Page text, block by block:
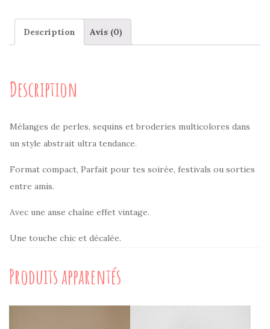
Description Avis (0)
Description
Mélanges de perles, sequins et broderies multicolores dans
un style abstrait ultra tendance.
Format compact, Parfait pour tes soirée, festivals ou sorties
entre amis.
Avec une anse chaîne effet vintage.
Une touche chic et décalée.
Produits apparentés